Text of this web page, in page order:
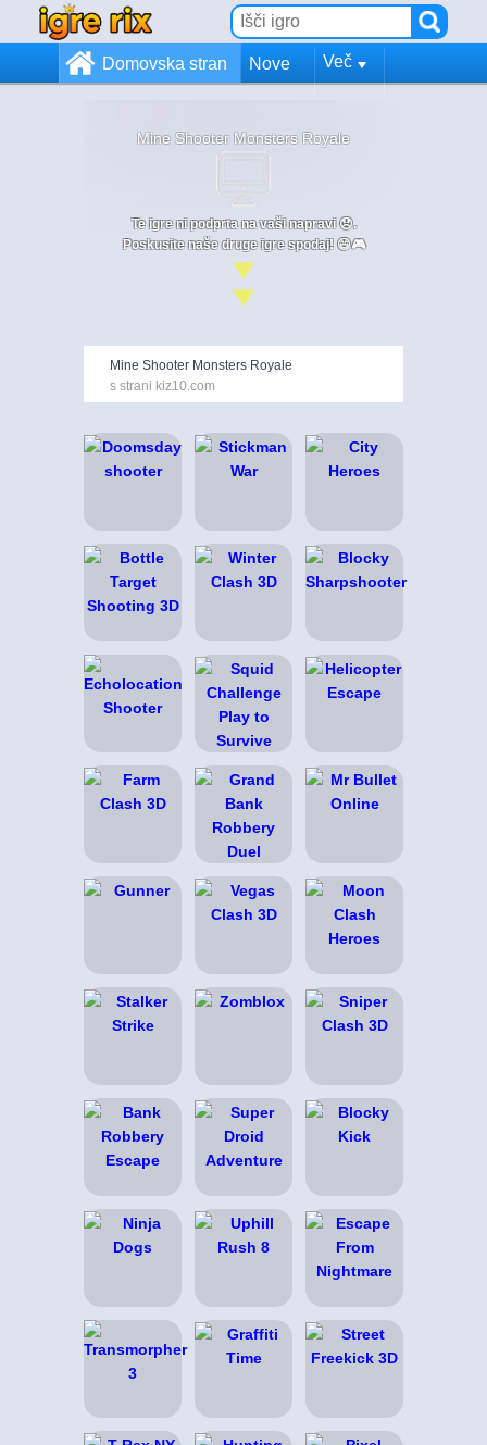
Domovska stran Nove Več
Mine Shooter Monsters Royale
Te igre ni podprta na vaši napravi 😞.
Poskusite naše druge igre spodaj! 😄🎮
Mine Shooter Monsters Royale
s strani kiz10.com